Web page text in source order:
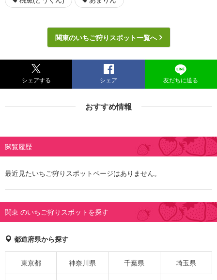
関東のいちご狩りスポット一覧へ
シェアする シェア 友だちに送る
おすすめ情報
閲覧履歴
最近見たいちご狩りスポットページはありません。
関東 のいちご狩りスポットを探す
都道府県から探す
東京都 神奈川県 千葉県 埼玉県